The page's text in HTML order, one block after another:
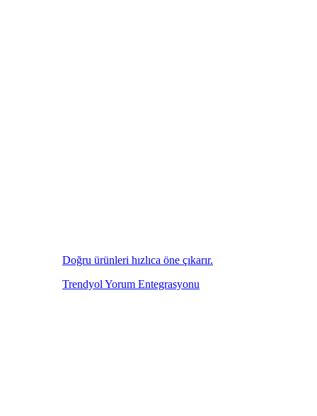
Doğru ürünleri hızlıca öne çıkarır.
Trendyol Yorum Entegrasyonu